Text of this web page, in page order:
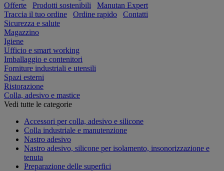
Offerte Prodotti sostenibili
Manutan Expert
Traccia il tuo ordine
Ordine rapido
Contatti
Sicurezza e salute
Magazzino
Igiene
Ufficio e smart working
Imballaggio e contenitori
Forniture industriali e utensili
Spazi esterni
Ristorazione
Colla, adesivo e mastice
Vedi tutte le categorie
Accessori per colla, adesivo e silicone
Colla industriale e manutenzione
Nastro adesivo
Nastro adesivo, silicone per isolamento, insonorizzazione e
tenuta
Preparazione delle superfici